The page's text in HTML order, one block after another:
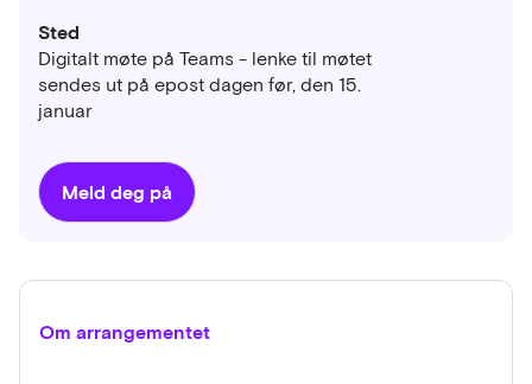
Sted
Digitalt møte på Teams - lenke til møtet
sendes ut på epost dagen før, den 15.
januar
Meld deg på
Om arrangementet